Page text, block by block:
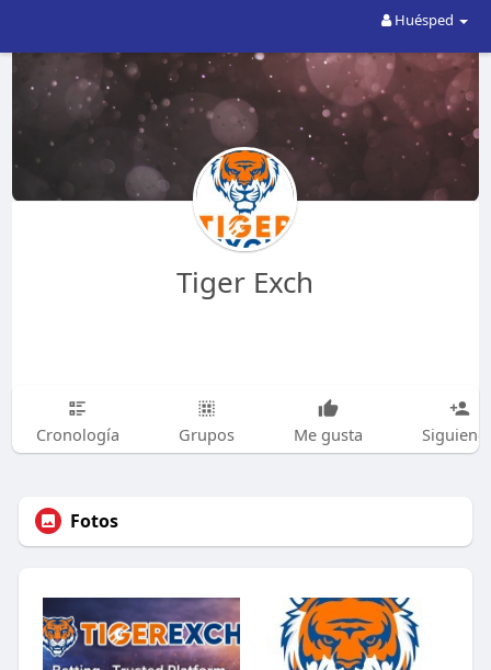
Huésped
Tiger Exch
Cronología Grupos Me gusta
Fotos